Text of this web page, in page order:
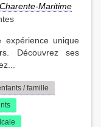
Charente-Maritime
expérience unique
Découvrez ses
/ famille